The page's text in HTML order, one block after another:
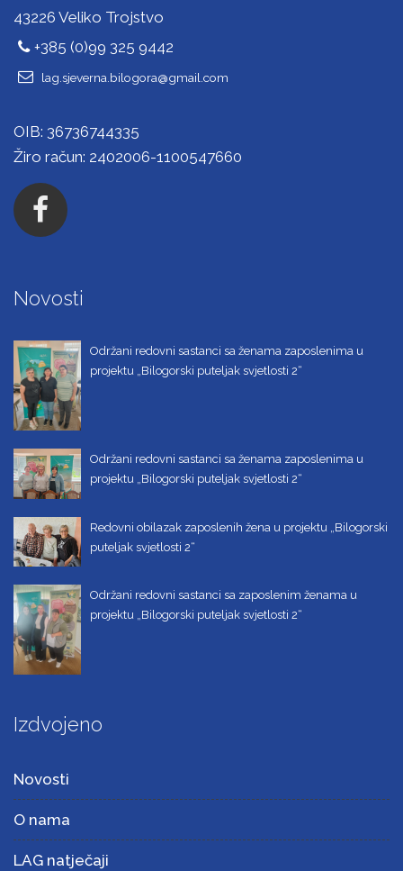
43226 Veliko Trojstvo
+385 (0)99 325 9442
lag.sjeverna.bilogora@gmail.com
OIB: 36736744335
Žiro račun: 2402006-1100547660
Novosti
Održani redovni sastanci sa ženama zaposlenima u
projektu „Bilogorski puteljak svjetlosti 2“
Održani redovni sastanci sa ženama zaposlenima u
projektu „Bilogorski puteljak svjetlosti 2“
Redovni obilazak zaposlenih žena u projektu „Bilogorski
puteljak svjetlosti 2“
Održani redovni sastanci sa zaposlenim ženama u
projektu „Bilogorski puteljak svjetlosti 2“
Izdvojeno
Novosti
O nama
LAG natječaji